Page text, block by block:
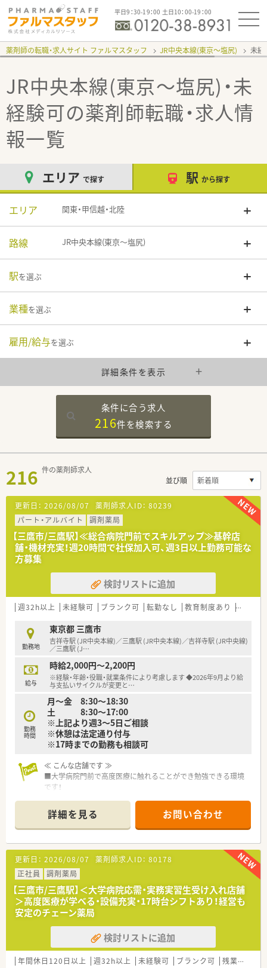
平日9：30-19：00 土日10：00-19：00
薬剤師の転職・求人サイト ファルマスタッフ JR中央本線(東京～塩尻) 未
JR中央本線(東京～塩尻)・未
経験可の薬剤師転職・求人情
報一覧
エリア で探す 駅 から探す
エリア 関東・甲信越・北陸
路線 JR中央本線(東京～塩尻)
駅を選ぶ
業種を選ぶ
雇用/給与を選ぶ
詳細条件を表示
条件に合う求人
216件を検索する
216 件の薬剤師求人
並び順
更新日： 2026/08/07 薬剤師求人ID： 80239
パート・アルバイト
調剤薬局
【三鷹市/三鷹駅】≪総合病院門前でスキルアップ≫基幹店
舗・機材充実！週20時間で社保加入可、週3日以上勤務可能な
方募集
検討リストに追加
週32h以上 未経験可 ブランク可 転勤なし 教育制度あり 総合科
勤務地
東京都 三鷹市
吉祥寺駅 (JR中央本線)／三鷹駅 (JR中央本線)／吉祥寺駅 (JR中央線)
／三鷹駅 (J…
給与
時給2,000円～2,200円
※経験・年齢・役職・就業条件により考慮します ◆2026年9月より給
与支払いサイクルが変更と…
勤務
時間
月～金 8:30～18:30
土 8:30～17:00
※上記より週3～5日ご相談
※休憩は法定通り付与
※17時までの勤務も相談可
≪ こんな店舗です ≫
■大学病院門前で高度医療に触れることができ勉強できる環境
です！
薬剤師常勤6名・非常勤6名・事務5名の人数体制も多めです！女性
の割合が多い店舗です♪
■基幹店となっているため、調剤機器も多く導入しています。
■実務実習生受け入れ店舗ですので、経験豊富な薬剤師が指導い
たします！
＼こんな企業です ／
■東京都・神奈川県・千葉県・埼玉県と、首都圏に特化した店舗展
開をしています。
■調剤31店舗、OTC32店舗展開。健康と医療の2軸で運営し、安
定した経営基盤がございます。
■病院門前の店舗が10店舗、その他医療モールや駅近に店舗が
詳細を見る お問い合わせ
更新日： 2026/08/07 薬剤師求人ID： 80178
正社員
調剤薬局
【三鷹市/三鷹駅】＜大学病院応需・実務実習生受け入れ店舗
＞高度医療が学べる・設備充実・17時台シフトあり！経営も
安定のチェーン薬局
検討リストに追加
年間休日120日以上 週32h以上 未経験可 ブランク可 残業なし(ほぼなし含む)